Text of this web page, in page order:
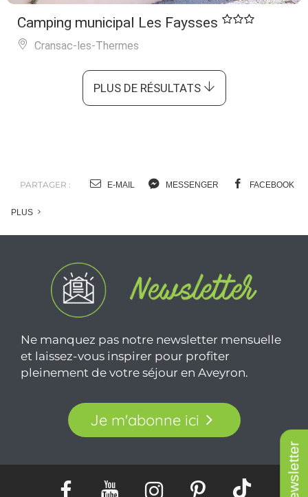
Newsletter
Camping municipal Les Faysses
Cransac-les-Thermes
PLUS DE RÉSULTATS
PARTAGER : E-MAIL MESSENGER FACEBOOK
PLUS
Ne manquez pas notre newsletter mensuelle
et laissez-vous inspirer pour profiter
pleinement de votre séjour en Aveyron.
Je m'abonne ici